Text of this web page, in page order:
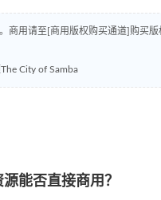
商用请至[商用版权购买通道]购买
City of Samba
能否直接商用？